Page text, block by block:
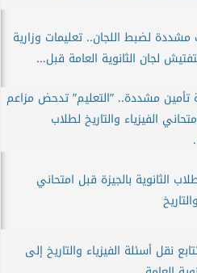
لضبط اللجان.. تعليمات وزارية
لجان الثانوية العامة قبل...
تأمين مشددة.. ”التعليم” تدحض مزاعم
الفيزياء والتاريخ لطلاب
الثانوية بالجيزة قبل امتحاني
نقل أسئلة الفيزياء والتاريخ إلى